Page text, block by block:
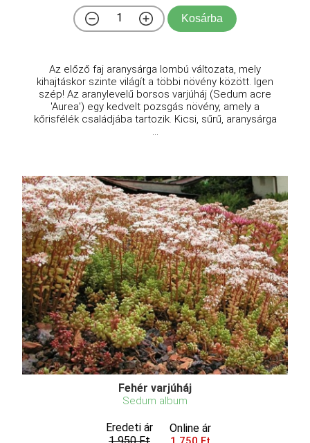
Kosárba
Az előző faj aranysárga lombú változata, mely
kihajtáskor szinte világít a többi növény között. Igen
szép! Az aranylevelű borsos varjúháj (Sedum acre
'Aurea') egy kedvelt pozsgás növény, amely a
kőrisfélék családjába tartozik. Kicsi, sűrű, aranysárga
...
Fehér varjúháj
Sedum album
Eredeti ár
Online ár